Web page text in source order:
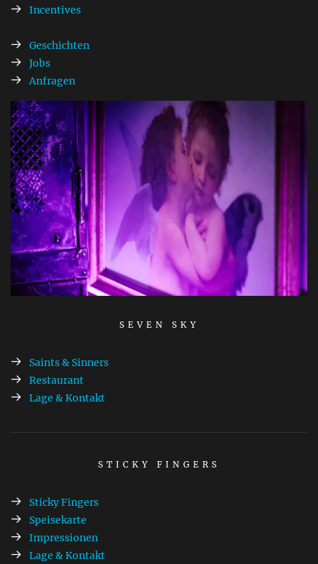
Incentives
Geschichten
Jobs
Anfragen
SEVEN SKY
Saints & Sinners
Restaurant
Lage & Kontakt
STICKY FINGERS
Sticky Fingers
Speisekarte
Impressionen
Lage & Kontakt